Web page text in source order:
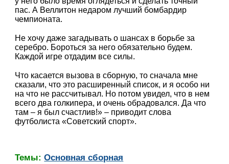
пас. А Веллитон недаром лучший бомбардир
чемпионата.
Не хочу даже загадывать о шансах в борьбе за
серебро. Бороться за него обязательно будем.
Каждой игре отдадим все силы.
Что касается вызова в сборную, то сначала мне
сказали, что это расширенный список, и я особо ни
на что не рассчитывал. Но потом увидел, что в нем
всего два голкипера, и очень обрадовался. Да что
там – я был счастлив!» – приводит слова
футболиста «Советский спорт».
Темы:Основная сборная